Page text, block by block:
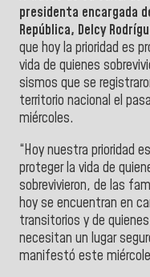
presidenta encargada
República, Delcy
que hoy la prioridad es
vida de quienes
sismos que se
territorio nacional el
miércoles.
“Hoy nuestra prioridad
proteger la vida de
sobrevivieron, de las
hoy se encuentran en
transitorios y de
necesitan un lugar
manifestó este